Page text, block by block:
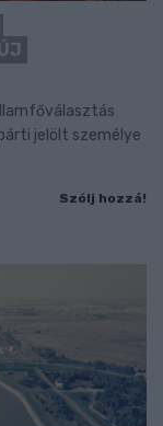
jelölt személye
Szólj hozzá!